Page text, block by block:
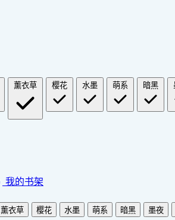
薰衣草 樱花 水墨 萌系 暗黑
我的书架
薰衣草 樱花 水墨 萌系 暗黑 墨夜